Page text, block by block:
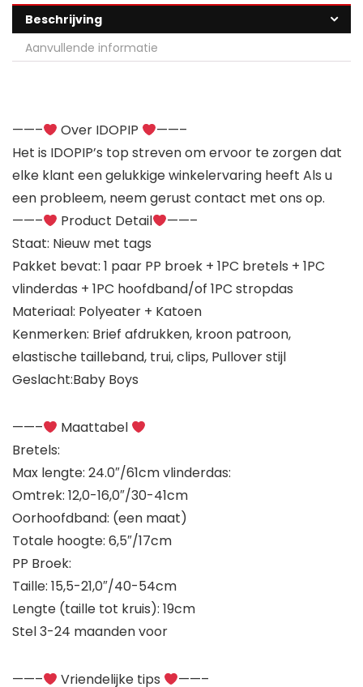
Beschrijving
Aanvullende informatie
——– Over IDOPIP
——–
Het is IDOPIP’s top streven om ervoor te zorgen dat
elke klant een gelukkige winkelervaring heeft Als u
een probleem, neem gerust contact met ons op.
——–
Product Detail
——–
Staat: Nieuw met tags
Pakket bevat: 1 paar PP broek + 1PC bretels + 1PC
vlinderdas + 1PC hoofdband/of 1PC stropdas
Materiaal: Polyeater + Katoen
Kenmerken: Brief afdrukken, kroon patroon,
elastische tailleband, trui, clips, Pullover stijl
Geslacht:Baby Boys
——–
Maattabel
Bretels:
Max lengte: 24.0″/61cm vlinderdas:
Omtrek: 12,0-16,0″/30-41cm
Oorhoofdband: (een maat)
Totale hoogte: 6,5″/17cm
PP Broek:
Taille: 15,5-21,0″/40-54cm
Lengte (taille tot kruis): 19cm
Stel 3-24 maanden voor
——– Vriendelijke tips ——–